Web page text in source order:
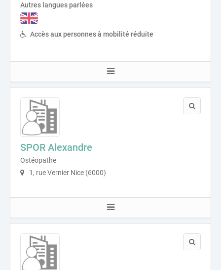
Autres langues parlées
Accès aux personnes à mobilité réduite
SPOR Alexandre
Ostéopathe
1, rue Vernier Nice (6000)